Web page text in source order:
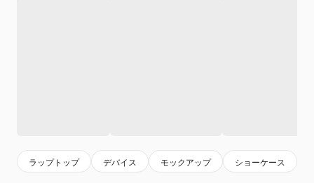
ラップトップ デバイス モックアップ ショーケース